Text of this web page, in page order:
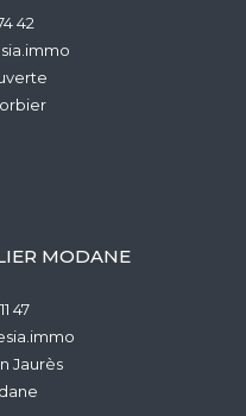
42
MODANE
47
Jaurès